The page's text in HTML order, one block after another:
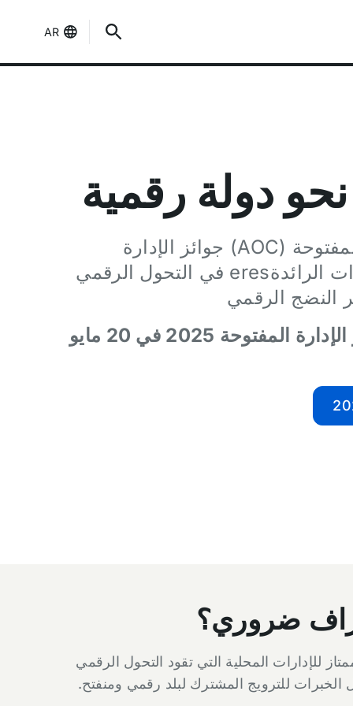
AR
دولة رقمية
تمنح منظمة الإدارة المفتوحة (AOC) جوائز الإدارة
المفتوحة سنوياً للإدارات الرائدةeres في التحول الرقمي
النضج الرقمي
أقيم حفل توزيع جوائز الإدارة المفتوحة 2025 في 20 مايو
ضروري؟
للإدارات المحلية التي تقود التحول الرقمي
الخبرات للترويج المشترك لبلد رقمي ومنفتح.